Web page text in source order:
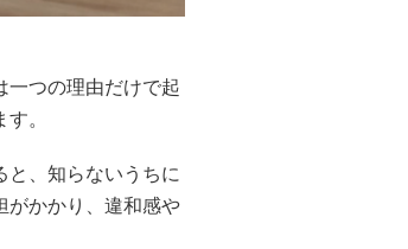
一つの理由だけで起
。
と、知らないうちに
がかかり、違和感や